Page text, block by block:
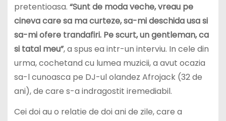
pretentioasa. “Sunt de moda veche, vreau pe
cineva care sa ma curteze, sa-mi deschida usa si
sa-mi ofere trandafiri. Pe scurt, un gentleman, ca
si tatal meu”, a spus ea intr-un interviu. In cele din
urma, cochetand cu lumea muzicii, a avut ocazia
sa-l cunoasca pe DJ-ul olandez Afrojack (32 de
ani), de care s-a indragostit iremediabil.
Cei doi au o relatie de doi ani de zile, care a